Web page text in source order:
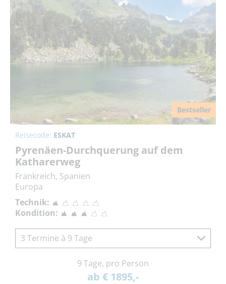
Bestseller
Reisecode: ESKAT
Pyrenäen-Durchquerung auf dem
Katharerweg
Frankreich, Spanien
Europa
Technik:
Kondition:
3 Termine à 9 Tage
9 Tage, pro Person
ab € 1895,-